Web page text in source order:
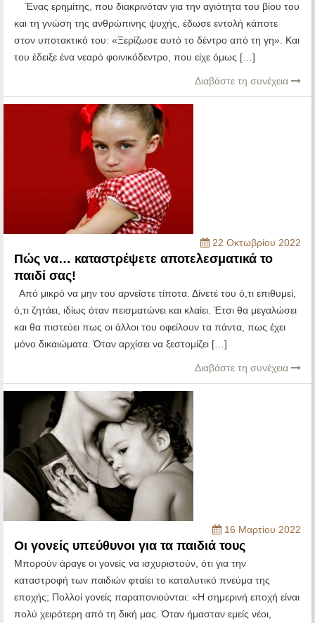
Ένας ερημίτης, που διακρινόταν για την αγιότητα του βίου του
και τη γνώση της ανθρώπινης ψυχής, έδωσε εντολή κάποτε
στον υποτακτικό του: «Ξερίζωσε αυτό το δέντρο από τη γη». Και
του έδειξε ένα νεαρό φοινικόδεντρο, που είχε όμως […]
Διαβάστε τη συνέχεια
22 Οκτωβρίου 2022
Πώς να… καταστρέψετε αποτελεσματικά το
παιδί σας!
Από μικρό να μην του αρνείστε τίποτα. Δίνετέ του ό,τι επιθυμεί,
ό,τι ζητάει, ιδίως όταν πεισματώνει και κλαίει. Έτσι θα μεγαλώσει
και θα πιστεύει πως οι άλλοι του οφείλουν τα πάντα, πως έχει
μόνο δικαιώματα. Όταν αρχίσει να ξεστομίζει […]
Διαβάστε τη συνέχεια
16 Μαρτίου 2022
Οι γονείς υπεύθυνοι για τα παιδιά τους
Μπορούν άραγε οι γονείς να ισχυριστούν, ότι για την
καταστροφή των παιδιών φταίει το καταλυτικό πνεύμα της
εποχής; Πολλοί γονείς παραπονιούνται: «Η σημερινή εποχή είναι
πολύ χειρότερη από τη δική μας. Όταν ήμασταν εμείς νέοι,